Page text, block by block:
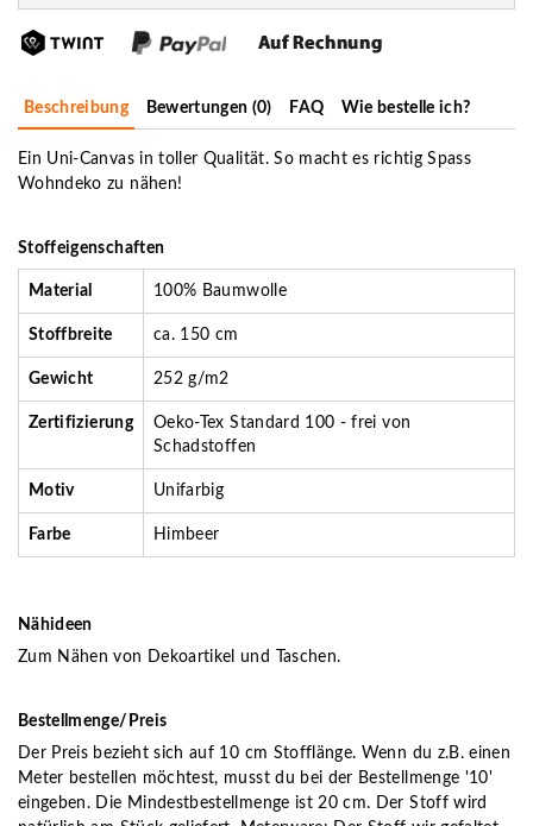
Beschreibung Bewertungen (0) FAQ Wie bestelle ich?
Ein Uni-Canvas in toller Qualität. So macht es richtig Spass
Wohndeko zu nähen!
Stoffeigenschaften
Material 100% Baumwolle
Stoffbreite ca. 150 cm
Gewicht 252 g/m2
Zertifizierung
Oeko-Tex Standard 100 - frei von
Schadstoffen
Motiv Unifarbig
Farbe Himbeer
Nähideen
Zum Nähen von Dekoartikel und Taschen.
Bestellmenge/Preis
Der Preis bezieht sich auf 10 cm Stofflänge. Wenn du z.B. einen
Meter bestellen möchtest, musst du bei der Bestellmenge '10'
eingeben. Die Mindestbestellmenge ist 20 cm. Der Stoff wird